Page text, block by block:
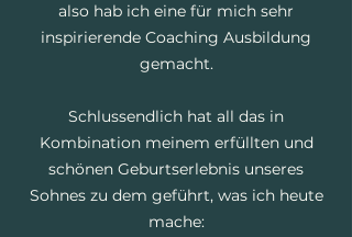
also hab ich eine für mich sehr
inspirierende Coaching Ausbildung
gemacht.
Schlussendlich hat all das in
Kombination meinem erfüllten und
schönen Geburtserlebnis unseres
Sohnes zu dem geführt, was ich heute
mache: